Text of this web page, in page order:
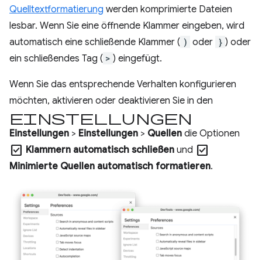
Quelltextformatierung werden komprimierte Dateien
lesbar. Wenn Sie eine öffnende Klammer eingeben, wird
automatisch eine schließende Klammer ( ) oder } ) oder
ein schließendes Tag ( > ) eingefügt.
Wenn Sie das entsprechende Verhalten konfigurieren
möchten, aktivieren oder deaktivieren Sie in den
Einstellungen
Einstellungen > Einstellungen > Quellen die Optionen
check_box Klammern automatisch schließen und check_box
Minimierte Quellen automatisch formatieren.